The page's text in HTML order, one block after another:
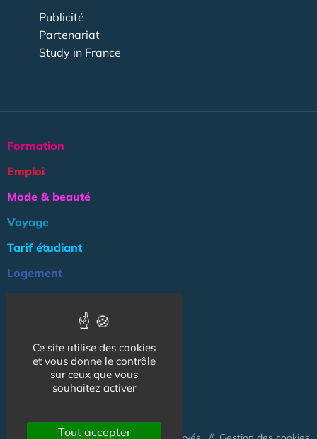
Publicité
Partenariat
Study in France
Formation
Emploi
Mode & beauté
Voyage
Tarif étudiant
Logement
Association
NOS AUTRES SITES :
Ce site utilise des cookies
et vous donne le contrôle
sur ceux que vous
souhaitez activer
Tout accepter